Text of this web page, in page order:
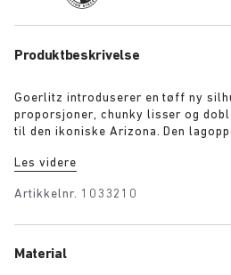
Produktbeskrivelse
Goerlitz introduserer en tøff ny
proporsjoner, chunky lisser og
til den ikoniske Arizona. Den
visuell tilstedeværelse, mens rik
Les videre
Artikkelnr. 1033210
Material